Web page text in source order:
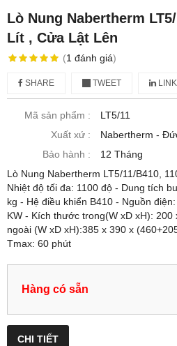
Lò Nung Nabertherm
Lít , Cửa Lật Lên
(1 đánh giá)
SHARE TWEET
Mã sản phẩm :
LT5/11
Xuất xứ :
Nabertherm -
Bảo hành :
12 Tháng
Lò Nung Nabertherm LT5/11/B410,
Nhiệt độ tối đa: 1100 độ - Dung tích
kg - Hệ điều khiển B410 - Nguồn
KW - Kích thước trong(W xD xH):
ngoài (W xD xH):385 x 390 x
Tmax: 60 phút
Hàng có sẵn
CHI TIẾT